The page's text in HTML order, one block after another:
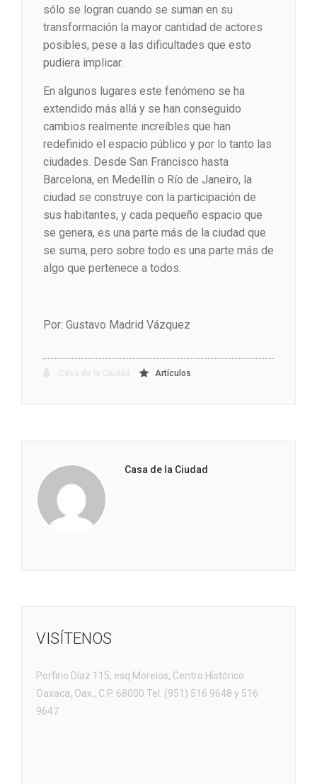
sólo se logran cuando se suman en su
transformación la mayor cantidad de actores
posibles, pese a las dificultades que esto
pudiera implicar.
En algunos lugares este fenómeno se ha
extendido más allá y se han conseguido
cambios realmente increíbles que han
redefinido el espacio público y por lo tanto las
ciudades. Desde San Francisco hasta
Barcelona, en Medellín o Río de Janeiro, la
ciudad se construye con la participación de
sus habitantes, y cada pequeño espacio que
se genera, es una parte más de la ciudad que
se suma, pero sobre todo es una parte más de
algo que pertenece a todos.
Por: Gustavo Madrid Vázquez
Artículos
Casa de la Ciudad
VISÍTENOS
Porfirio Díaz 115, esq Morelos, Centro Histórico
Oaxaca, Oax., C.P. 68000 Tel. (951) 516 9648 y 516
9647